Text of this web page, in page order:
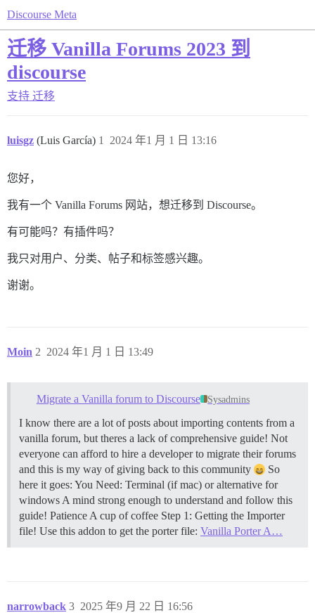
Discourse Meta
迁移 Vanilla Forums 2023 到
discourse
支持 迁移
luisgz (Luis García) 2024 年1 月 1 日 13:16
1
您好，
我有一个 Vanilla Forums 网站，想迁移到 Discourse。
有可能吗？有插件吗？
我只对用户、分类、帖子和标签感兴趣。
谢谢。
Moin 2024 年1 月 1 日 13:49
2
Migrate a Vanilla forum to Discourse Sysadmins
I know there are a lot of posts about importing contents from a
vanilla forum, but theres a lack of comprehensive guide! Not
everyone can afford to hire a developer to migrate their forums
and this is my way of giving back to this community
So
here it goes: You Need: Terminal (if mac) or alternative for
windows A mind strong enough to understand and follow this
guide! Patience A cup of coffee Step 1: Getting the Importer
file! Use this addon to get the porter file: Vanilla Porter A…
narrowback 2025 年9 月 22 日 16:56
3